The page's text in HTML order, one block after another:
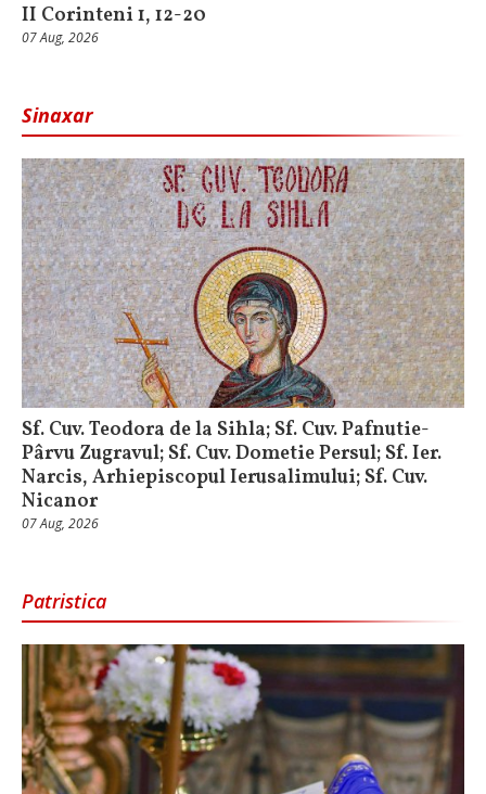
II Corinteni 1, 12-20
07 Aug, 2026
Sinaxar
Sf. Cuv. Teodora de la Sihla; Sf. Cuv. Pafnutie-
Pârvu Zugravul; Sf. Cuv. Dometie Persul; Sf. Ier.
Narcis, Arhiepiscopul Ierusalimului; Sf. Cuv.
Nicanor
07 Aug, 2026
Patristica